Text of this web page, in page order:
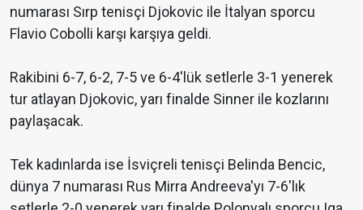
numarası Sırp tenisçi Djokovic ile İtalyan sporcu
Flavio Cobolli karşı karşıya geldi.
Rakibini 6-7, 6-2, 7-5 ve 6-4'lük setlerle 3-1 yenerek
tur atlayan Djokovic, yarı finalde Sinner ile kozlarını
paylaşacak.
Tek kadınlarda ise İsviçreli tenisçi Belinda Bencic,
dünya 7 numarası Rus Mirra Andreeva'yı 7-6'lık